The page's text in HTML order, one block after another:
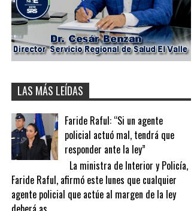
LAS MÁS LEÍDAS
Faride Raful: “Si un agente
policial actuó mal, tendrá que
responder ante la ley”
La ministra de Interior y Policía,
Faride Raful, afirmó este lunes que cualquier
agente policial que actúe al margen de la ley